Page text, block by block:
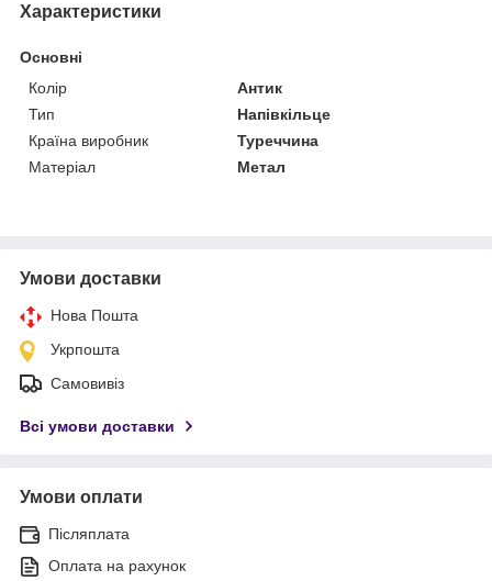
Характеристики
Основні
Колір
Антик
Тип
Напівкільце
Країна виробник
Туреччина
Матеріал
Метал
Умови доставки
Нова Пошта
Укрпошта
Самовивіз
Всі умови доставки
Умови оплати
Післяплата
Оплата на рахунок